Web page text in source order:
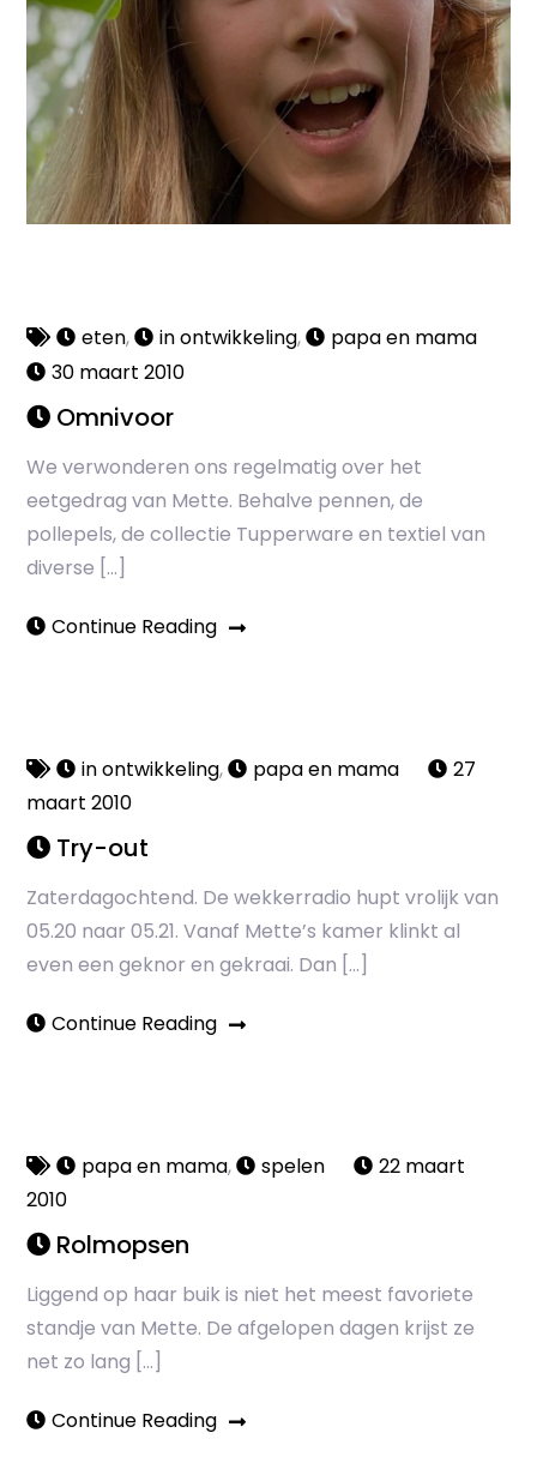
eten, in ontwikkeling,
papa en mama
30 maart 2010
Omnivoor
We verwonderen ons regelmatig over het
eetgedrag van Mette. Behalve pennen, de
pollepels, de collectie Tupperware en textiel van
diverse […]
Continue Reading
in ontwikkeling, papa en mama
27
maart 2010
Try-out
Zaterdagochtend. De wekkerradio hupt vrolijk van
05.20 naar 05.21. Vanaf Mette’s kamer klinkt al
even een geknor en gekraai. Dan […]
Continue Reading
papa en mama, spelen
22 maart
2010
Rolmopsen
Liggend op haar buik is niet het meest favoriete
standje van Mette. De afgelopen dagen krijst ze
net zo lang […]
Continue Reading